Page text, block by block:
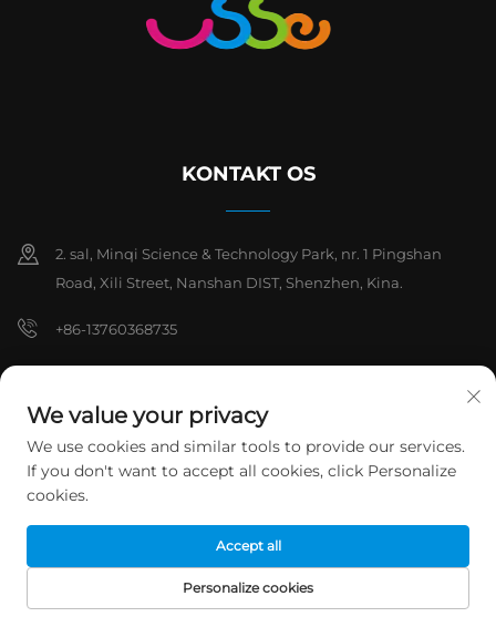
KONTAKT OS
2. sal, Minqi Science & Technology Park, nr. 1 Pingshan
Road, Xili Street, Nanshan DIST, Shenzhen, Kina.
+86-13760368735
Copyright © 2026 Shenzhen Hanchuan Industrial Co., Ltd. Alle
rettigheder forbeholdes. Privatlivspolitik
We value your privacy
We use cookies and similar tools to provide our services.
If you don't want to accept all cookies, click Personalize
cookies.
Personalize cookies
Accept all